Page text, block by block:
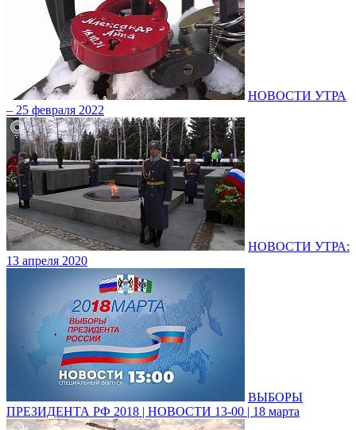
НОВОСТИ УТРА
– 25 февраля 2022
НОВОСТИ УТРА:
13 апреля 2020
ВЫБОРЫ
ПРЕЗИДЕНТА РФ 2018 | НОВОСТИ 13-00 | 18 марта